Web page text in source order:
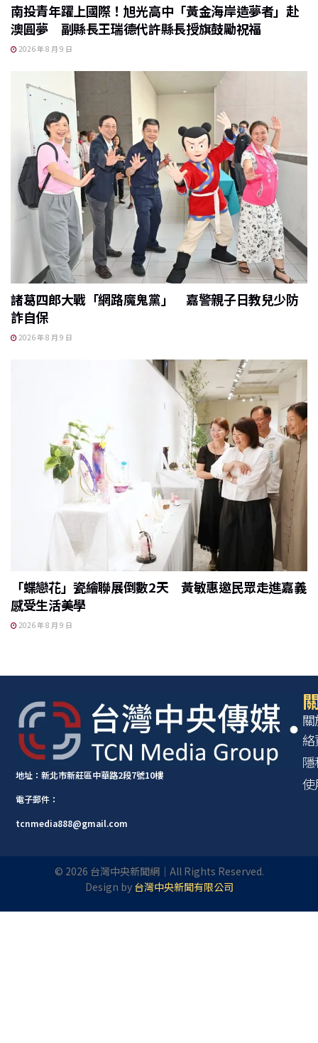
南投青年躍上國際！旭光高中「黃金海岸造夢者」赴
澳圓夢 副縣長王瑞德代許縣長授旗鼓勵祝福
2026 年 8 月 9 日
諸葛四郎大戰「網路魔鬼黨」 嘉警親子日教兒少防
詐自保
2026 年 8 月 9 日
「蝶戀花」瓷繪聯展倒數2天 黃敏惠邀民眾走進嘉義
感受生活美學
2026 年 8 月 9 日
地址：新北市新莊區中華路2段7號10樓
電子郵件：
tcnmedia888@gmail.com
© 2026 台灣中央新聞網｜All Rights Reserved.
Design by 台灣中央新聞有限公司